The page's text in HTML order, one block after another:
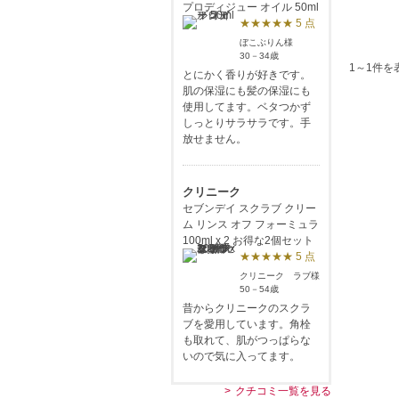
1～1件を
プロディジュー オイル 50ml
★★★★★ 5 点
ぼこぶりん様
30－34歳
とにかく香りが好きです。
肌の保湿にも髪の保湿にも
使用してます。ベタつかず
しっとりサラサラです。手
放せません。
クリニーク
セブンデイ スクラブ クリー
ム リンス オフ フォーミュラ
100ml x 2 お得な2個セット
★★★★★ 5 点
クリニーク ラブ様
50－54歳
昔からクリニークのスクラ
ブを愛用しています。角栓
も取れて、肌がつっぱらな
いので気に入ってます。
クチコミ一覧を見る